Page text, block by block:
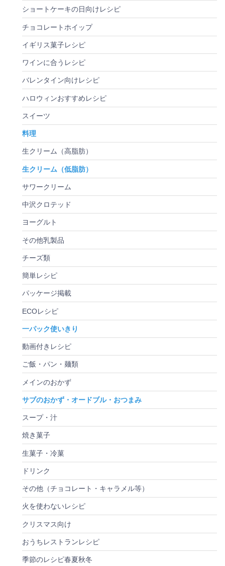
ショートケーキの日向けレシピ
チョコレートホイップ
イギリス菓子レシピ
ワインに合うレシピ
バレンタイン向けレシピ
ハロウィンおすすめレシピ
スイーツ
料理
生クリーム（高脂肪）
生クリーム（低脂肪）
サワークリーム
中沢クロテッド
ヨーグルト
その他乳製品
チーズ類
簡単レシピ
パッケージ掲載
ECOレシピ
一パック使いきり
動画付きレシピ
ご飯・パン・麺類
メインのおかず
サブのおかず・オードブル・おつまみ
スープ・汁
焼き菓子
生菓子・冷菓
ドリンク
その他（チョコレート・キャラメル等）
火を使わないレシピ
クリスマス向け
おうちレストランレシピ
季節のレシピ春夏秋冬